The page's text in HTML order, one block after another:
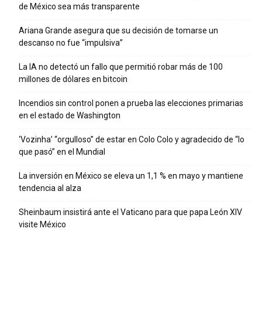
de México sea más transparente
Ariana Grande asegura que su decisión de tomarse un
descanso no fue “impulsiva”
La IA no detectó un fallo que permitió robar más de 100
millones de dólares en bitcoin
Incendios sin control ponen a prueba las elecciones primarias
en el estado de Washington
‘Vozinha’ “orgulloso” de estar en Colo Colo y agradecido de “lo
que pasó” en el Mundial
La inversión en México se eleva un 1,1 % en mayo y mantiene
tendencia al alza
Sheinbaum insistirá ante el Vaticano para que papa León XIV
visite México